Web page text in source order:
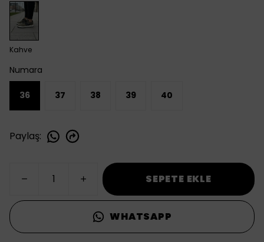
Kahve
Numara
36 37 38 39 40
Paylaş:
SEPETE EKLE
WHATSAPP